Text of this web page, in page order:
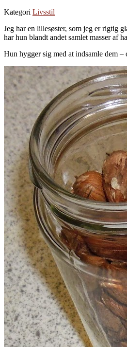
Kategori Livsstil
Jeg har en lillesøster, som jeg er rigtig
har hun blandt andet samlet masser af
Hun hygger sig med at indsamle dem